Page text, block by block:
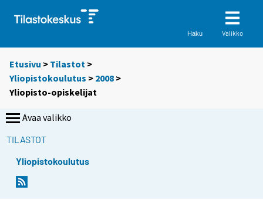
Haku Valikko
Etusivu > Tilastot >
Yliopistokoulutus > 2008 >
Yliopisto-opiskelijat
Avaa valikko
TILASTOT
Yliopistokoulutus